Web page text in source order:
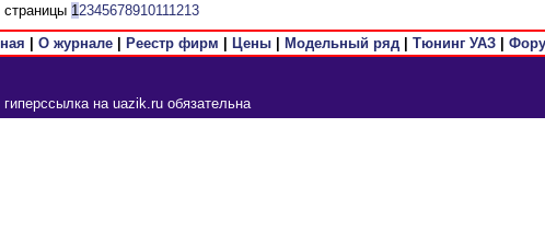
страницы 1 234567891011 1213
О журнале| Реестр фирм Цены| Модельный ряд| Тюнинг УАЗ|
на uazik.ru обязательна